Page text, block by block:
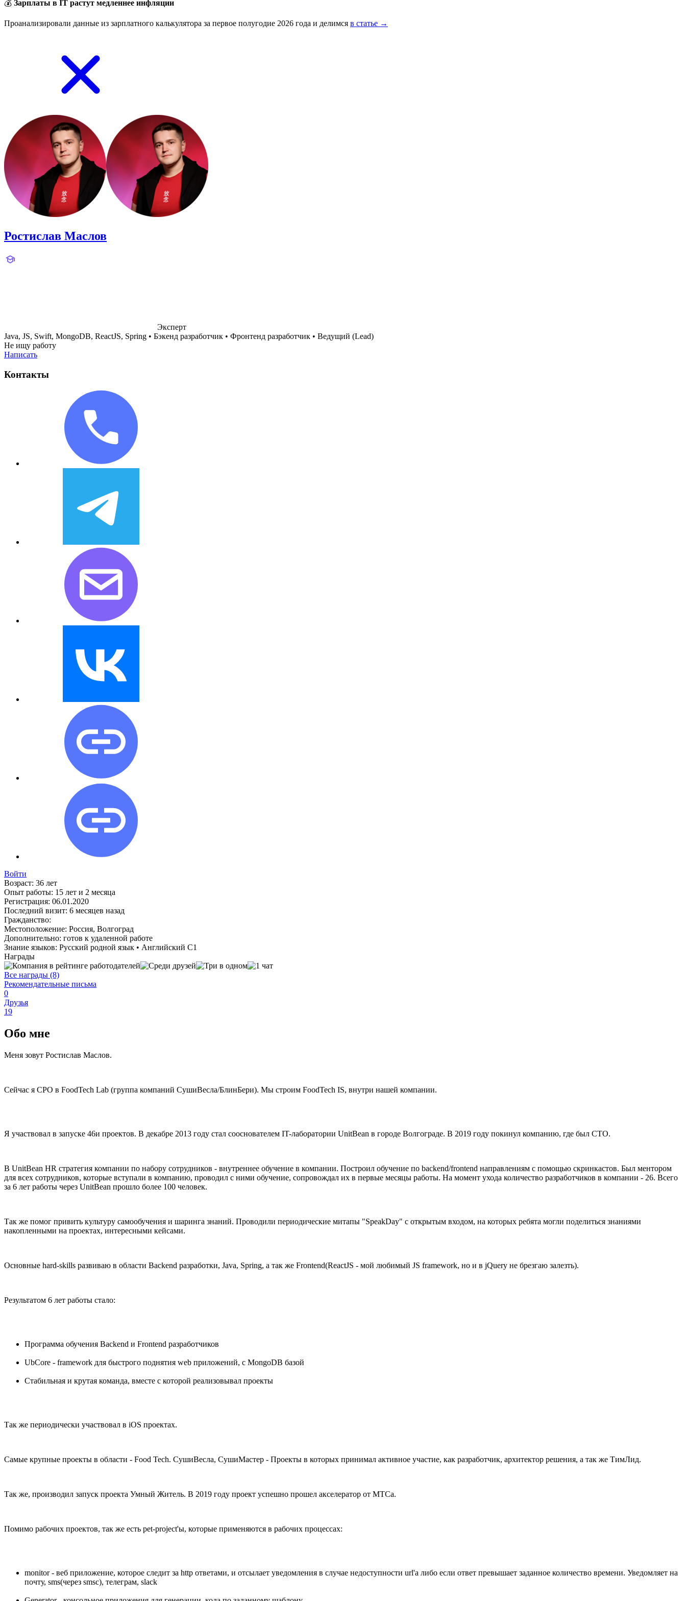
💰 Зарплаты в IT растут медленнее инфляции
Проанализировали данные из зарплатного калькулятора за первое полугодие 2026 года и делимся в статье →
Ростислав Маслов
Эксперт
Java, JS, Swift, MongoDB, ReactJS, Spring • Бэкенд разработчик • Фронтенд разработчик • Ведущий (Lead)
Не ищу работу
Написать
Контакты
Войти
Возраст: 36 лет
Опыт работы: 15 лет и 2 месяца
Регистрация: 06.01.2020
Последний визит: 6 месяцев назад
Гражданство:
Местоположение: Россия, Волгоград
Дополнительно: готов к удаленной работе
Знание языков: Русский родной язык • Английский С1
Награды
Все награды (8)
Рекомендательные письма
0
Друзья
19
Обо мне
Меня зовут Ростислав Маслов.
Сейчас я CPO в FoodTech Lab (группа компаний СушиВесла/БлинБери). Мы строим FoodTech IS, внутри нашей компании.
Я участвовал в запуске 46и проектов. В декабре 2013 году стал сооснователем IT-лаборатории UnitBean в городе Волгограде. В 2019 году покинул компанию, где был CTO.
В UnitBean HR стратегия компании по набору сотрудников - внутреннее обучение в компании. Построил обучение по backend/frontend направлениям с помощью скринкастов. Был ментором
для всех сотрудников, которые вступали в компанию, проводил с ними обучение, сопровождал их в первые месяцы работы. На момент ухода количество разработчиков в компании - 26. Всего
за 6 лет работы через UnitBean прошло более 100 человек.
Так же помог привить культуру самообучения и шаринга знаний. Проводили периодические митапы "SpeakDay" c открытым входом, на которых ребята могли поделиться знаниями
накопленными на проектах, интересными кейсами.
Основные hard-skills развиваю в области Backend разработки, Java, Spring, а так же Frontend(ReactJS - мой любимый JS framework, но и в jQuery не брезгаю залезть).
Результатом 6 лет работы стало:
Программа обучения Backend и Frontend разработчиков
UbCore - framework для быстрого поднятия web приложений, с MongoDB базой
Стабильная и крутая команда, вместе с которой реализовывал проекты
Так же периодически участвовал в iOS проектах.
Самые крупные проекты в области - Food Tech. СушиВесла, СушиМастер - Проекты в которых принимал активное участие, как разработчик, архитектор решения, а так же ТимЛид.
Так же, производил запуск проекта Умный Житель. В 2019 году проект успешно прошел акселератор от МТСа.
Помимо рабочих проектов, так же есть pet-project'ы, которые применяются в рабочих процессах:
monitor - веб приложение, которое следит за http ответами, и отсылает уведомления в случае недоступности url'а либо если ответ превышает заданное количество времени. Уведомляет на
почту, sms(через smsc), телеграм, slack